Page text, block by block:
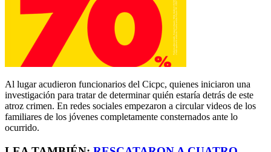
Al lugar acudieron funcionarios del Cicpc, quienes iniciaron una
investigación para tratar de determinar quién estaría detrás de este
atroz crimen. En redes sociales empezaron a circular videos de los
familiares de los jóvenes completamente consternados ante lo
ocurrido.